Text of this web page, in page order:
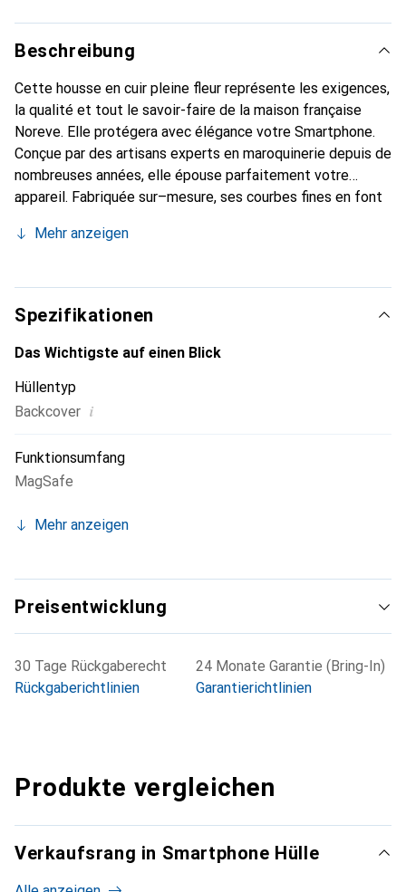
Beschreibung
Cette housse en cuir pleine fleur représente les exigences,
la qualité et tout le savoir-faire de la maison française
Noreve. Elle protégera avec élégance votre Smartphone.
Conçue par des artisans experts en maroquinerie depuis de
nombreuses années, elle épouse parfaitement votre
appareil. Fabriquée sur–mesure, ses courbes fines en font
chic et inséparable de votre Smartphone.
gamme, la marque Noreve est une valeur sure pour une
clientèle exigeante.
Mehr anzeigen
Spezifikationen
Das Wichtigste auf einen Blick
Hüllentyp
Backcover i
Funktionsumfang
MagSafe
Mehr anzeigen
Preisentwicklung
30 Tage Rückgaberecht
Rückgaberichtlinien
24 Monate Garantie (Bring-In)
Garantierichtlinien
Produkte vergleichen
Verkaufsrang in Smartphone Hülle